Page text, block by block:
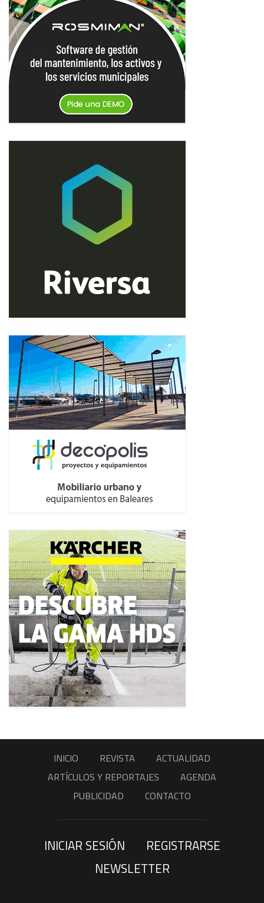
INICIO REVISTA
ACTUALIDAD
ARTÍCULOS Y REPORTAJES
AGENDA
PUBLICIDAD
CONTACTO
INICIAR SESIÓN
REGISTRARSE
NEWSLETTER